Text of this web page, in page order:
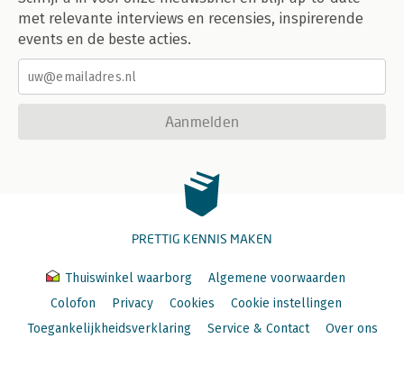
met relevante interviews en recensies, inspirerende
events en de beste acties.
Aanmelden
PRETTIG KENNIS MAKEN
Thuiswinkel waarborg
Algemene voorwaarden
Colofon
Privacy Cookies
Cookie instellingen
Toegankelijkheidsverklaring
Service & Contact Over ons